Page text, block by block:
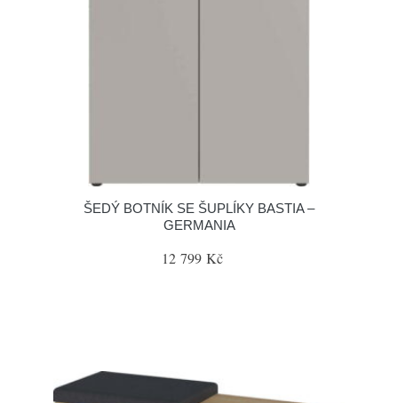
ŠEDÝ BOTNÍK SE ŠUPLÍKY BASTIA –
GERMANIA
12 799 Kč